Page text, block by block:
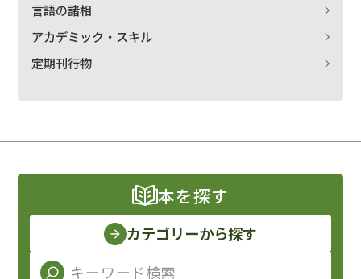
言語の諸相
アカデミック・スキル
定期刊行物
本を探す
カテゴリーから探す